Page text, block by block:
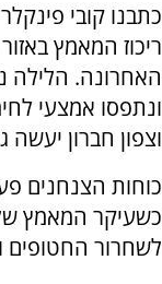
כתבנו קובי
ריכוז המאמץ
ונתפסו אמצעי
וצפון חברון
כוחות הצנחנים
כשעיקר המאמץ
לשחרור החטופים